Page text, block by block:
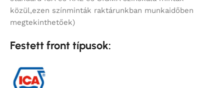
közül,ezen színminták raktárunkban munkaidőben
megtekinthetőek)
Festett front típusok: